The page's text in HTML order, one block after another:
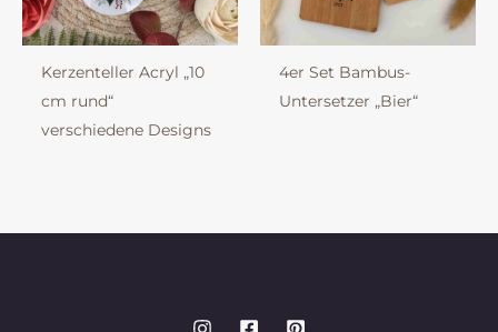
Kerzenteller Acryl „10
cm rund“
verschiedene Designs
4er Set Bambus-
Untersetzer „Bier“